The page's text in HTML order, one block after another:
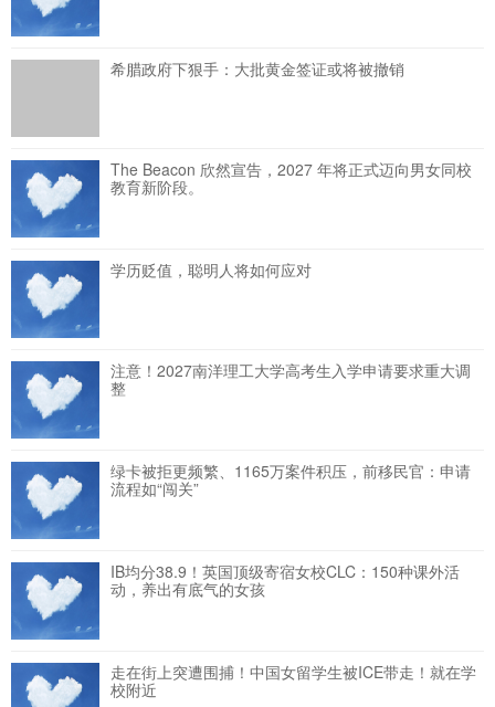
希腊政府下狠手：大批黄金签证或将被撤销
The Beacon 欣然宣告，2027 年将正式迈向男女同校
教育新阶段。
学历贬值，聪明人将如何应对
注意！2027南洋理工大学高考生入学申请要求重大调
整
绿卡被拒更频繁、1165万案件积压，前移民官：申请
流程如“闯关”
IB均分38.9！英国顶级寄宿女校CLC：150种课外活
动，养出有底气的女孩
走在街上突遭围捕！中国女留学生被ICE带走！就在学
校附近